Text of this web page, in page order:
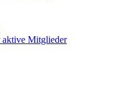
Mitglieder